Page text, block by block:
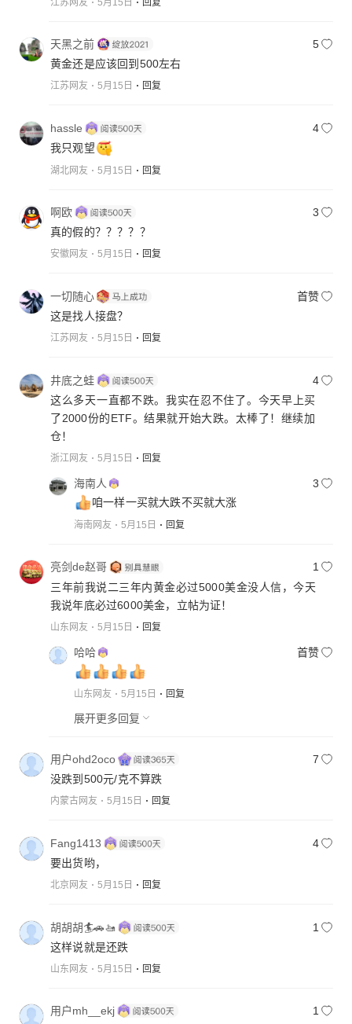
天黑之前
5
黄金还是应该回到500左右
江苏网友 5月15日 回复
hassle
4
我只观望
湖北网友 5月15日 回复
啊欧
3
真的假的？？？？？
安徽网友 5月15日 回复
一切随心
首赞
这是找人接盘？
江苏网友 5月15日 回复
井底之蛙
4
这么多天一直都不跌。我实在忍不住了。今天早上买
了2000份的ETF。结果就开始大跌。太棒了！继续加
仓！
浙江网友 5月15日 回复
海南人
3
咱一样一买就大跌不买就大涨
海南网友 5月15日 回复
亮剑de赵哥
1
三年前我说二三年内黄金必过5000美金没人信，今天
我说年底必过6000美金，立帖为证！
山东网友 5月15日 回复
哈哈 首赞
山东网友 5月15日 回复
展开更多回复
用户ohd2oco
7
没跌到500元/克不算跌
内蒙古网友 5月15日 回复
Fang1413
4
要出货哟，
北京网友 5月15日 回复
胡胡胡🏄🚗🚤
1
这样说就是还跌
山东网友 5月15日 回复
用户mh__ekj 1